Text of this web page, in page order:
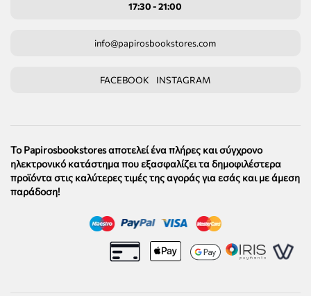
17:30 - 21:00
info@papirosbookstores.com
FACEBOOK INSTAGRAM
Το Papirosbookstores αποτελεί ένα πλήρες και σύγχρονο
ηλεκτρονικό κατάστημα που εξασφαλίζει τα δημοφιλέστερα
προϊόντα στις καλύτερες τιμές της αγοράς για εσάς και με άμεση
παράδοση!